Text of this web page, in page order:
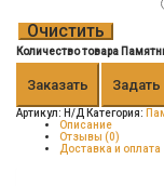
Очистить
Количество товара
Заказать
Артикул: Н/Д Категория:
Описание
Отзывы (0)
Доставка и оплата